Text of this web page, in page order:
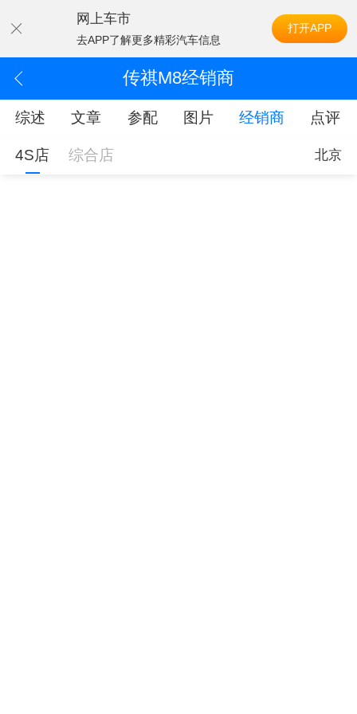
网上车市
去APP了解更多精彩汽车信息
打开APP
传祺M8经销商
综述 文章 参配 图片 经销商 点评
4S店 综合店 北京